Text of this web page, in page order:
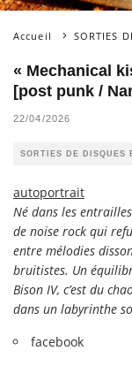
Accueil SORTIES
« Mechanical
[post punk /
22/04/2026
SORTIES DE DISQUES
autoportrait
Né dans les
de noise rock qui
entre mélodies
bruitistes. Un
Bison IV, c’est du
dans un labyrinthe
facebook